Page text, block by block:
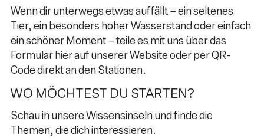
Wenn dir unterwegs etwas auffällt – ein seltenes
Tier, ein besonders hoher Wasserstand oder einfach
ein schöner Moment – teile es mit uns über das
Formular hierauf unserer Website oder per QR-
Code direkt an den Stationen.
WO MÖCHTEST DU STARTEN?
Schau in unsereWissensinselnund finde die
Themen, die dich interessieren.